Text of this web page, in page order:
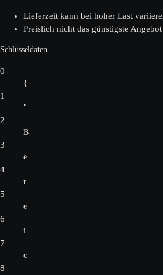
Lieferzeit kann bei hoher Last
Preislich nicht das günstigste Angebot
Schlüsseldaten
0
{
1
"
2
B
3
e
4
r
5
e
6
i
7
c
8